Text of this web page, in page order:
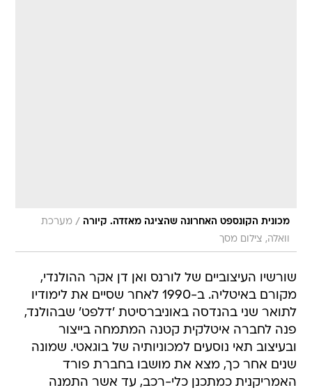
מכונית הקונספט האחרונה שהציגה מאזדה. קיורה / מערכת
וואלה, צילום מסך
שורשיו העיצוביים של לורנס ואן דן אקר ההולנדי,
מקורם באיטליה. ב-1990 לאחר שסיים את לימודיו
לתואר שני בהנדסה באוניברסיטת 'דלפט' שבהולנד,
פנה לחברה איטלקית קטנה המתמחה בייצור
ובעיצוב תאי נוסעים למכוניותיה של בוגאטי. שמונה
שנים אחר כך, מצא את מושבו בחברת פורד
האמריקנית כמתכנן כלי-רכב, עד אשר התמנה